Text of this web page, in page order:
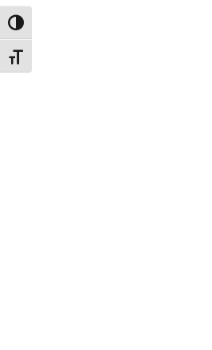
Εναλλαγή Υψηλής Αντίθεσης
Εναλλαγή Μεγέθους Γραμμάτων